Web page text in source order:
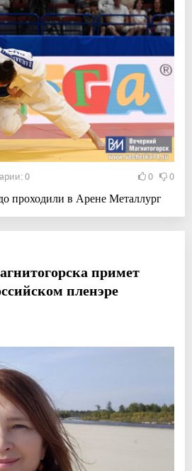
0 0 0
проходили в Арене Металлург
примет
пленэре